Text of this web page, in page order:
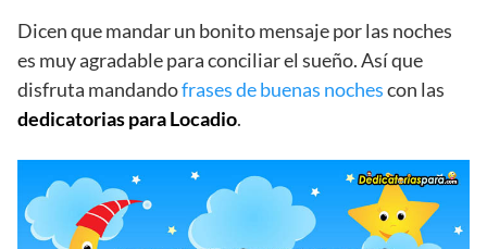
Dicen que mandar un bonito mensaje por las noches
es muy agradable para conciliar el sueño. Así que
disfruta mandandofrases de buenas nochescon las
dedicatorias para Locadio.